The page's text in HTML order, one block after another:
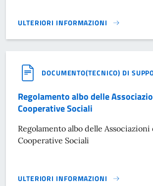
ULTERIORI INFORMAZIONI
REGOLAMENTO COMUNALE PER LA
DOCUMENTO(TECNICO) DI
Regolamento albo delle
Cooperative Sociali
Regolamento albo delle Associazioni
Cooperative Sociali
ULTERIORI INFORMAZIONI
REGOLAMENTO ALBO DELLE